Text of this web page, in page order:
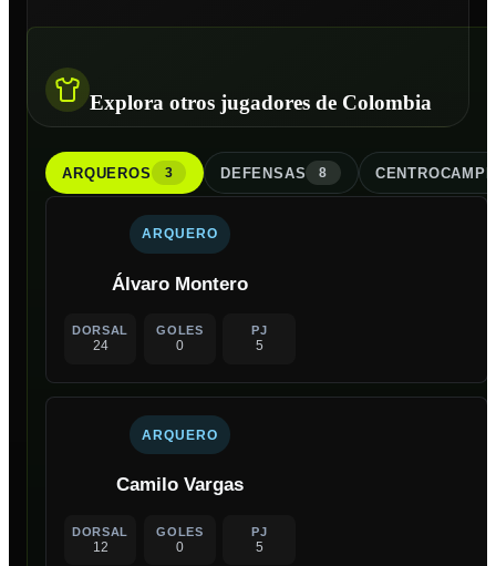
Explora otros jugadores de Colombia
ARQUEROS 3 DEFENSAS 8
ARQUERO
Álvaro Montero
DORSAL
24
GOLES
0
PJ
5
ARQUERO
Camilo Vargas
DORSAL
12
GOLES
0
PJ
5